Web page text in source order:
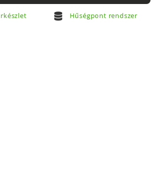
Hűségpont rendszer